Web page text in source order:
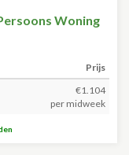
Woning
Prijs
€1.104
per midweek